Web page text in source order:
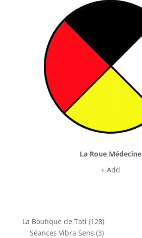
La Roue Médecine
+ Add
La Boutique de Tati 128128
produits
Séances Vibra Sens 33